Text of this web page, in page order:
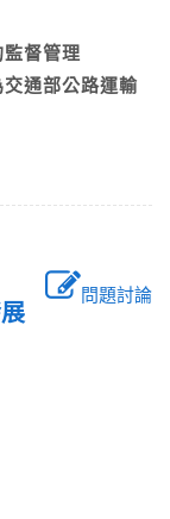
督管理
通部公路運輸
問題討論